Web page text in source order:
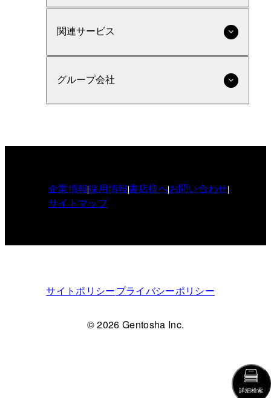
詳細検索
関連サービス
グループ会社
企業情報採用情報書店様へお問い合わせ
サイトマップ
サイトポリシープライバシーポリシー
© 2026 Gentosha Inc.